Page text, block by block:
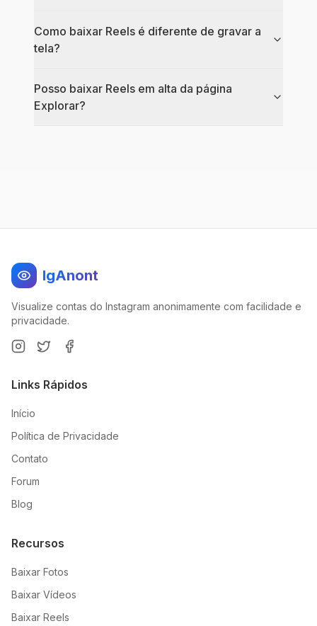
Como baixar Reels é diferente de gravar a
tela?
Posso baixar Reels em alta da página
Explorar?
IgAnont
Visualize contas do Instagram anonimamente com facilidade e
privacidade.
Links Rápidos
Início
Política de Privacidade
Contato
Forum
Blog
Recursos
Baixar Fotos
Baixar Vídeos
Baixar Reels